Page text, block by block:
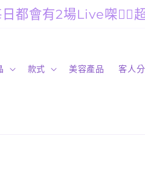
都會有2場Live㗎🙋‍♀️
款式 美容產品 客人